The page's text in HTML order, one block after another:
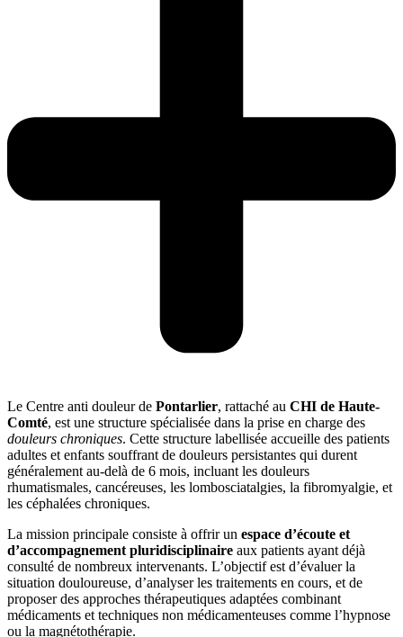
Le Centre anti douleur de Pontarlier, rattaché au CHI de Haute-
Comté, est une structure spécialisée dans la prise en charge des
douleurs chroniques. Cette structure labellisée accueille des patients
adultes et enfants souffrant de douleurs persistantes qui durent
généralement au-delà de 6 mois, incluant les douleurs
rhumatismales, cancéreuses, les lombosciatalgies, la fibromyalgie, et
les céphalées chroniques.
La mission principale consiste à offrir un espace d’écoute et
d’accompagnement pluridisciplinaire aux patients ayant déjà
consulté de nombreux intervenants. L’objectif est d’évaluer la
situation douloureuse, d’analyser les traitements en cours, et de
proposer des approches thérapeutiques adaptées combinant
médicaments et techniques non médicamenteuses comme l’hypnose
ou la magnétothérapie.